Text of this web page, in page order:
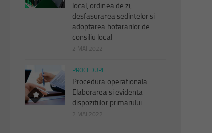
local, ordinea de zi,
desfasurarea sedintelor si
adoptarea hotararilor de
consiliu local
2 MAI 2022
PROCEDURI
Procedura operationala
Elaborarea si evidenta
dispozitiilor primarului
2 MAI 2022